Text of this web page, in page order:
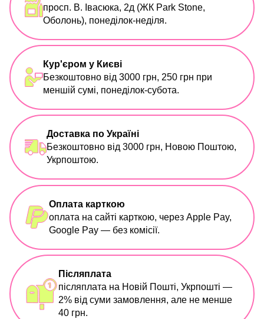
просп. В. Івасюка, 2д (ЖК Park Stone,
Оболонь), понеділок-неділя.
Кур'єром у Києві
Безкоштовно від 3000 грн, 250 грн при
меншій сумі, понеділок-субота.
Доставка по Україні
Безкоштовно від 3000 грн, Новою Поштою,
Укрпоштою.
Оплата карткою
оплата на сайті карткою, через Apple Pay,
Google Pay — без комісії.
Післяплата
післяплата на Новій Пошті, Укрпошті —
2% від суми замовлення, але не менше
40 грн.